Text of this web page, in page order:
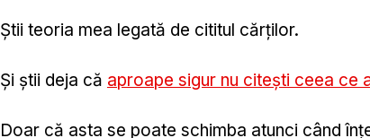
Știi teoria mea legată de cititul cărților.
Și știi deja că aproape sigur nu citești ceea ce
Doar că asta se poate schimba atunci când